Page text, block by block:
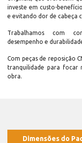
investe em custo-
e evitando dor de cabeça
Trabalhamos com
desempenho e
Com peças de reposição
tranquilidade para focar
obra.
Dimensões do